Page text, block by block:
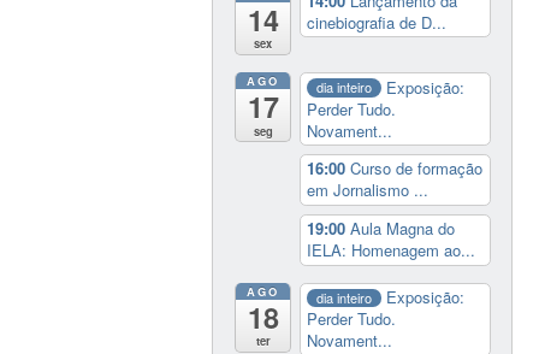
14
sex
cinebiografia de D...
AGO
17
seg
dia inteiro
Exposição:
Perder Tudo.
Novament...
16:00Curso de formação
em Jornalismo ...
19:00Aula Magna do
IELA: Homenagem ao...
AGO
18
ter
dia inteiro
Exposição:
Perder Tudo.
Novament...